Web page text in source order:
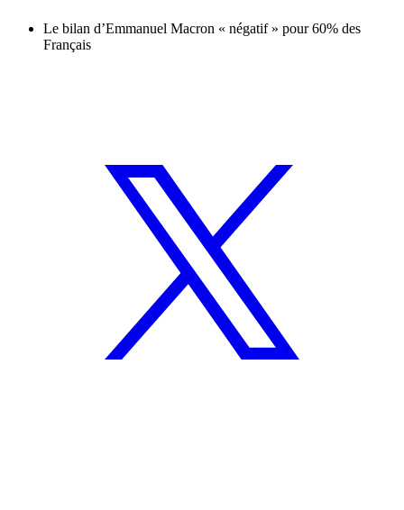
Le bilan d’Emmanuel Macron « négatif » pour 60% des
Français